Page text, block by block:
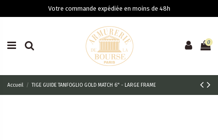
Votre commande expédiée en moins de 48h
0
Accueil TIGE GUIDE TANFOGLIO GOLD MATCH 6" - LARGE FRAME